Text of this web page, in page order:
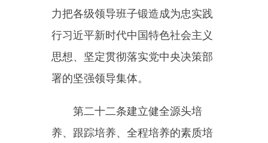
来。加强干部选拔任用工作全程监
督，营造风清气正的选人用人环
境。
拓宽选人用人视野，推进地方
间、党政机关与国有企业和事业单
位以及其他社会组织之间的干部交